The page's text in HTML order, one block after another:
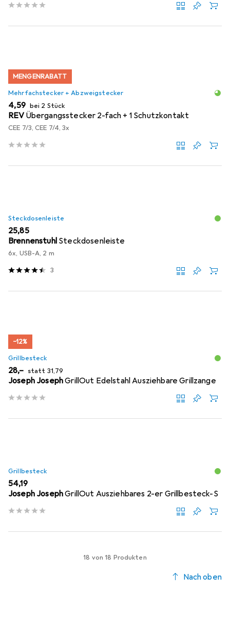
MENGENRABATT
Mehrfachstecker + Abzweigstecker
EUR
4,59 bei 2 Stück
REVÜbergangsstecker 2-fach + 1 Schutzkontakt
CEE 7/3, CEE 7/4, 3x
Steckdosenleiste
EUR
25,85
Brennenstuhl Steckdosenleiste
6x, USB-A, 2 m
3
−12%
Grillbesteck
EUR
28,– statt EUR
31,79
Joseph JosephGrillOut Edelstahl Ausziehbare Grillzange
Grillbesteck
EUR
54,19
Joseph JosephGrillOut Ausziehbares 2-er Grillbesteck-S
18 von 18 Produkten
Nach oben